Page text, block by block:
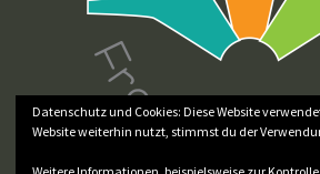
Datenschutz und Cookies: Diese Website
Website weiterhin nutzt, stimmst du der